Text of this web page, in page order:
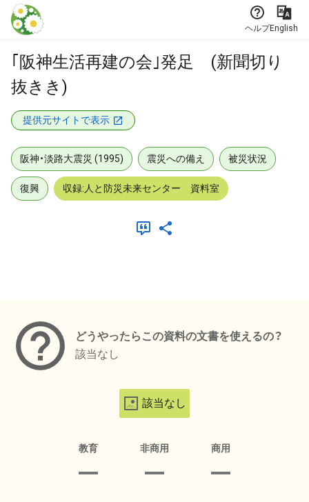
本文に飛ぶ
ヘルプEnglish
｢阪神生活再建の会｣発足 (新聞切り
抜きき)
提供元サイトで表示
阪神・淡路大震災 (1995) 震災への備え 被災状況
復興 収録:人と防災未来センター 資料室
どうやったらこの資料の文書を使えるの？
該当なし
該当なし
教育 非商用 商用